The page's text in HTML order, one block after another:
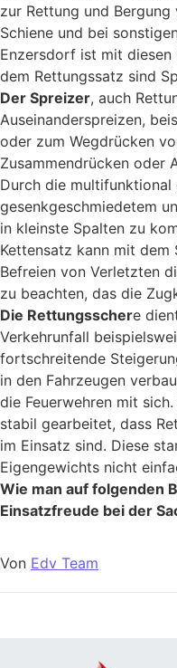
zur Rettung und
Schiene und bei
Enzersdorf ist mit diesen
dem Rettungssatz sind
Der Spreizer, auch
Auseinanderspreizen,
oder zum Wegdrücken
Zusammendrücken oder
Durch die
gesenkgeschmiedetem
in kleinste Spalten zu
Kettensatz kann mit dem
Befreien von Verletzten
zu beachten, das die
Die Rettungsschere
Verkehrunfall
fortschreitende
in den Fahrzeugen
die Feuerwehren mit
stabil gearbeitet, dass
im Einsatz sind. Diese
Eigengewichts nicht
Wie man auf folgenden
Einsatzfreude bei der
Von Edv Team